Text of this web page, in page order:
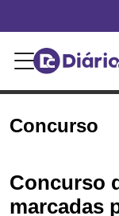
Concurso
Concurso
marcadas